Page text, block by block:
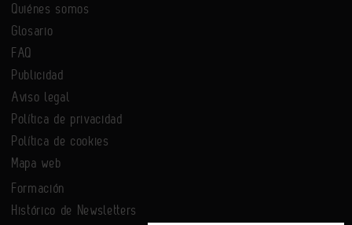
Quiénes somos
Glosario
FAQ
Publicidad
Aviso legal
Política de privacidad
Política de cookies
Mapa web
Formación
Histórico de Newsletters